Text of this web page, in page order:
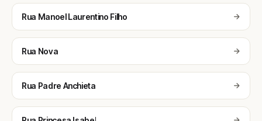
Rua Manoel Laurentino Filho
Rua Nova
Rua Padre Anchieta